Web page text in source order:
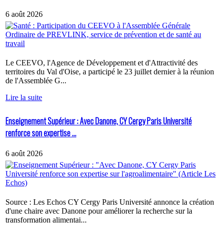
6 août 2026
Le CEEVO, l'Agence de Développement et d'Attractivité des
territoires du Val d'Oise, a participé le 23 juillet dernier à la réunion
de l'Assemblée G...
Lire la suite
Enseignement Supérieur : Avec Danone, CY Cergy Paris Université
renforce son expertise ...
6 août 2026
Source : Les Echos CY Cergy Paris Université annonce la création
d'une chaire avec Danone pour améliorer la recherche sur la
transformation alimentai...